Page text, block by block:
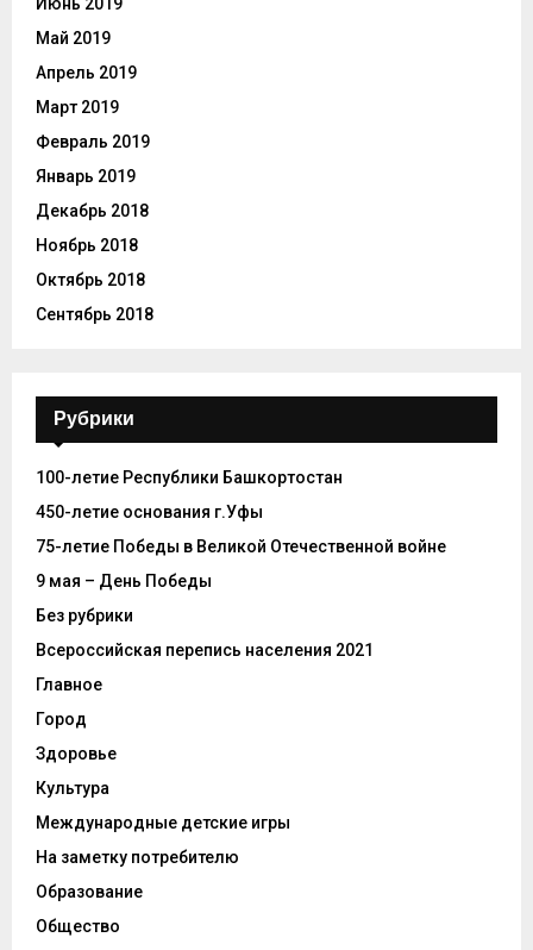
Май 2019
Апрель 2019
Март 2019
Февраль 2019
Январь 2019
Декабрь 2018
Ноябрь 2018
Октябрь 2018
Сентябрь 2018
Рубрики
100-летие Республики Башкортостан
450-летие основания г.Уфы
75-летие Победы в Великой Отечественной войне
9 мая – День Победы
Без рубрики
Всероссийская перепись населения 2021
Главное
Город
Здоровье
Культура
Международные детские игры
На заметку потребителю
Образование
Общество